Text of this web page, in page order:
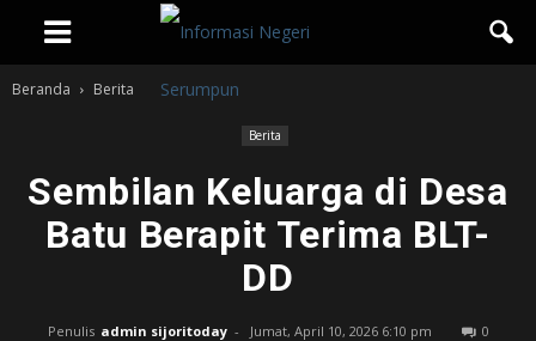
Beranda Berita
Berita
Sembilan Keluarga di Desa
Batu Berapit Terima BLT-
DD
Penulis admin sijoritoday - Jumat, April 10, 2026 6:10 pm 0